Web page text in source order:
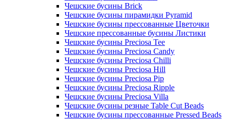
Чешские бусины Brick
Чешские бусины пирамидки Pyramid
Чешские бусины прессованные Цветочки
Чешские прессованные бусины Листики
Чешские бусины Preciosa Tee
Чешские бусины Preciosa Candy
Чешские бусины Preciosa Chilli
Чешские бусины Preciosa Hill
Чешские бусины Preciosa Pip
Чешские бусины Preciosa Ripple
Чешские бусины Preciosa Villa
Чешские бусины резные Table Cut Beads
Чешские бусины прессованные Pressed Beads